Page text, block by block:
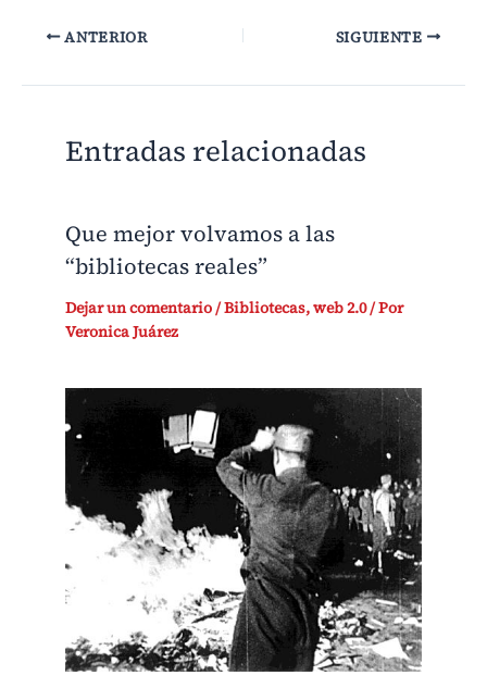
ANTERIOR SIGUIENTE
Entradas relacionadas
Que mejor volvamos a las
“bibliotecas reales”
Dejar un comentario/Bibliotecas,web 2.0/ Por
Veronica Juárez